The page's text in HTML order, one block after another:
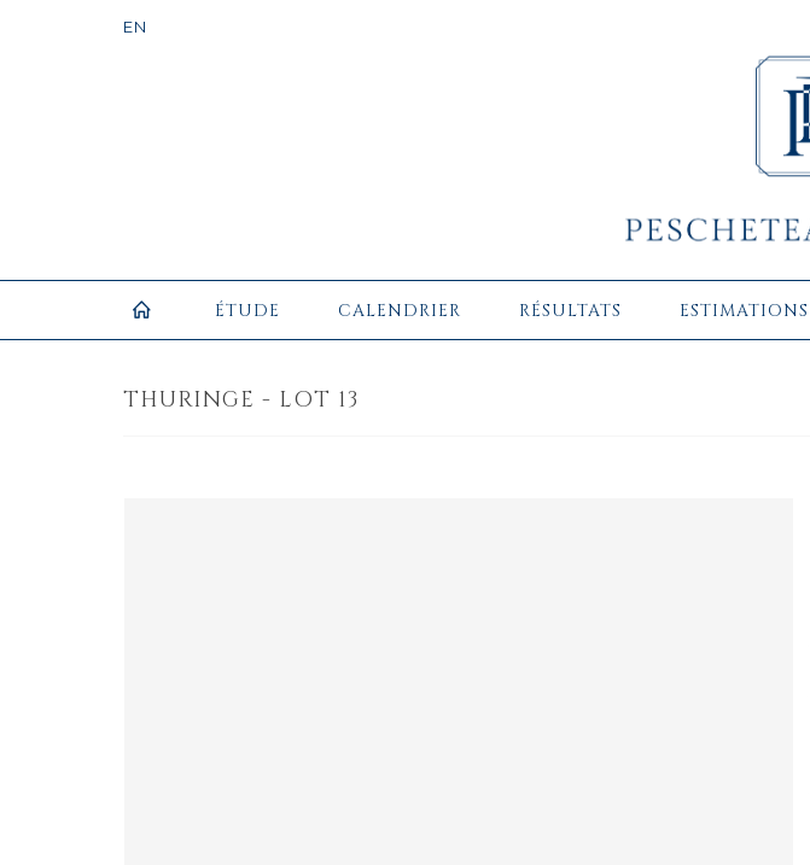
ÉTUDE CALENDRIER RÉSULTATS ESTIMATIONS
THURINGE - LOT 13